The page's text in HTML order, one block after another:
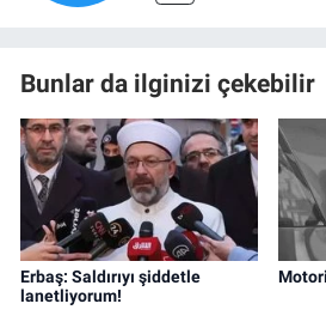
Bunlar da ilginizi çekebilir
Erbaş: Saldırıyı şiddetle
lanetliyorum!